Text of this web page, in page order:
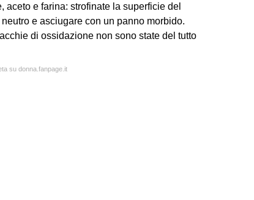
e farina: strofinate la superficie del
e asciugare con un panno morbido.
di ossidazione non sono state del tutto
su donna.fanpage.it